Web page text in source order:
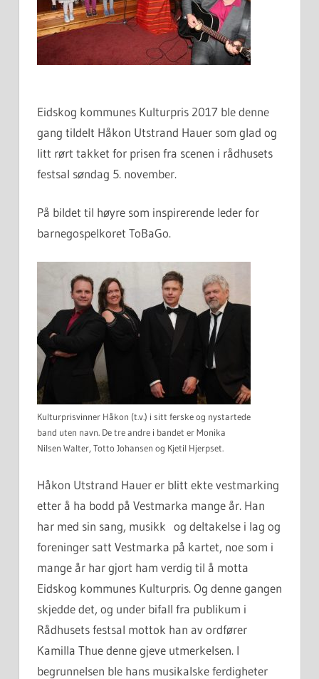
Eidskog kommunes Kulturpris 2017 ble denne
gang tildelt Håkon Utstrand Hauer som glad og
litt rørt takket for prisen fra scenen i rådhusets
festsal søndag 5. november.
På bildet til høyre som inspirerende leder for
barnegospelkoret ToBaGo.
Kulturprisvinner Håkon (t.v.) i sitt ferske og nystartede
band uten navn. De tre andre i bandet er Monika
Nilsen Walter, Totto Johansen og Kjetil Hjerpset.
Håkon Utstrand Hauer er blitt ekte vestmarking
etter å ha bodd på Vestmarka mange år. Han
har med sin sang, musikk og deltakelse i lag og
foreninger satt Vestmarka på kartet, noe som i
mange år har gjort ham verdig til å motta
Eidskog kommunes Kulturpris. Og denne gangen
skjedde det, og under bifall fra publikum i
Rådhusets festsal mottok han av ordfører
Kamilla Thue denne gjeve utmerkelsen. I
begrunnelsen ble hans musikalske ferdigheter